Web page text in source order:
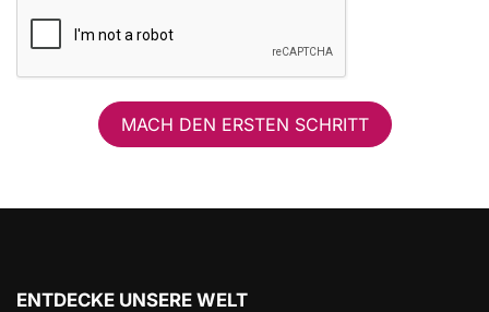
MACH DEN ERSTEN SCHRITT
ENTDECKE UNSERE WELT